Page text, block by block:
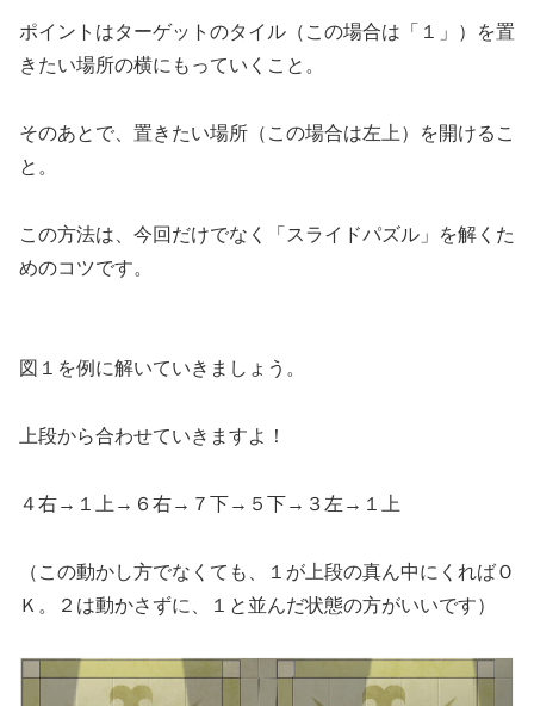
ポイントはターゲットのタイル（この場合は「１」）を置
きたい場所の横にもっていくこと。
そのあとで、置きたい場所（この場合は左上）を開けるこ
と。
この方法は、今回だけでなく「スライドパズル」を解くた
めのコツです。
図１を例に解いていきましょう。
上段から合わせていきますよ！
４右→１上→６右→７下→５下→３左→１上
（この動かし方でなくても、１が上段の真ん中にくればＯ
Ｋ。２は動かさずに、１と並んだ状態の方がいいです）